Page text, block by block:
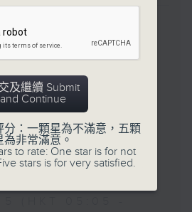
01:05 - 06:00)
1 (HKT 01:05 -
2 (HKT 02:05 -
3 (HKT 03:05 -
4 (HKT 04:05 -
及繼續 Submit
and Continue
分：一顆星為不滿意，五顆
為非常滿意。
to rate: One star is for not
stars is for very satisfied.